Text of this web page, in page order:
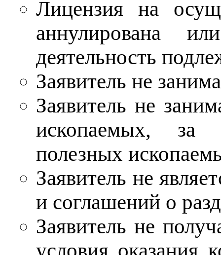
Лицензия на
аннулирована
деятельность
Заявитель не
Заявитель не
ископаемых, за
полезных
Заявитель не
и соглашений о
Заявитель не
условия оказания